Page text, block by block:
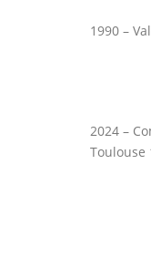
1990 –
2024 –
Toulouse